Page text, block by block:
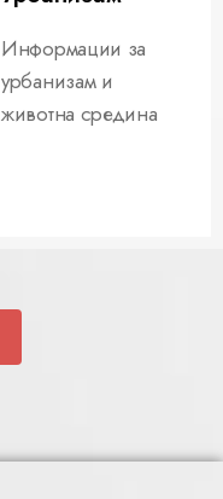
Информации за
урбанизам и
животна средина